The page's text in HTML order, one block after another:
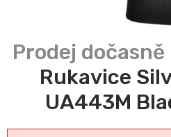
Rukavice
UA443M